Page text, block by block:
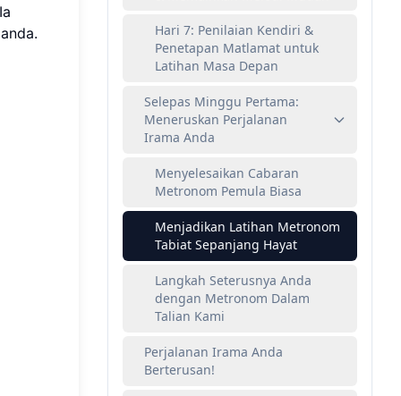
Hari 7: Penilaian Kendiri &
Penetapan Matlamat untuk
Latihan Masa Depan
Selepas Minggu Pertama:
Meneruskan Perjalanan
Irama Anda
Menyelesaikan Cabaran
Metronom Pemula Biasa
Menjadikan Latihan Metronom
Tabiat Sepanjang Hayat
Langkah Seterusnya Anda
dengan Metronom Dalam
Talian Kami
Perjalanan Irama Anda
Berterusan!